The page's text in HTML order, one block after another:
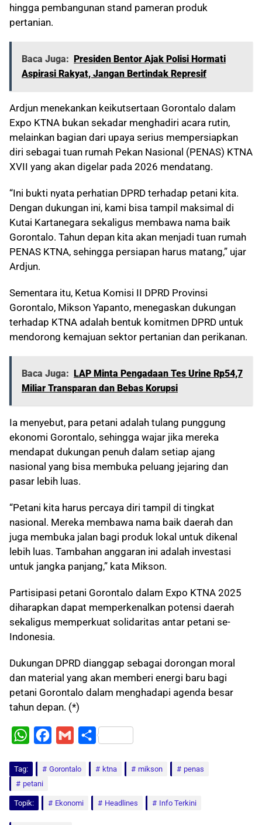
hingga pembangunan stand pameran produk
pertanian.
Baca Juga: Presiden Bentor Ajak Polisi Hormati
Aspirasi Rakyat, Jangan Bertindak Represif
Ardjun menekankan keikutsertaan Gorontalo dalam
Expo KTNA bukan sekadar menghadiri acara rutin,
melainkan bagian dari upaya serius mempersiapkan
diri sebagai tuan rumah Pekan Nasional (PENAS) KTNA
XVII yang akan digelar pada 2026 mendatang.
“Ini bukti nyata perhatian DPRD terhadap petani kita.
Dengan dukungan ini, kami bisa tampil maksimal di
Kutai Kartanegara sekaligus membawa nama baik
Gorontalo. Tahun depan kita akan menjadi tuan rumah
PENAS KTNA, sehingga persiapan harus matang,” ujar
Ardjun.
Sementara itu, Ketua Komisi II DPRD Provinsi
Gorontalo, Mikson Yapanto, menegaskan dukungan
terhadap KTNA adalah bentuk komitmen DPRD untuk
mendorong kemajuan sektor pertanian dan perikanan.
Baca Juga: LAP Minta Pengadaan Tes Urine Rp54,7
Miliar Transparan dan Bebas Korupsi
Ia menyebut, para petani adalah tulang punggung
ekonomi Gorontalo, sehingga wajar jika mereka
mendapat dukungan penuh dalam setiap ajang
nasional yang bisa membuka peluang jejaring dan
pasar lebih luas.
“Petani kita harus percaya diri tampil di tingkat
nasional. Mereka membawa nama baik daerah dan
juga membuka jalan bagi produk lokal untuk dikenal
lebih luas. Tambahan anggaran ini adalah investasi
untuk jangka panjang,” kata Mikson.
Partisipasi petani Gorontalo dalam Expo KTNA 2025
diharapkan dapat memperkenalkan potensi daerah
sekaligus memperkuat solidaritas antar petani se-
Indonesia.
Dukungan DPRD dianggap sebagai dorongan moral
dan material yang akan memberi energi baru bagi
petani Gorontalo dalam menghadapi agenda besar
tahun depan. (*)
W
t
s
c
b
a
l
S
a
e
Tag: Gorontalo ktna mikson
penas
petani
Topik: Ekonomi Headlines Info Terkini